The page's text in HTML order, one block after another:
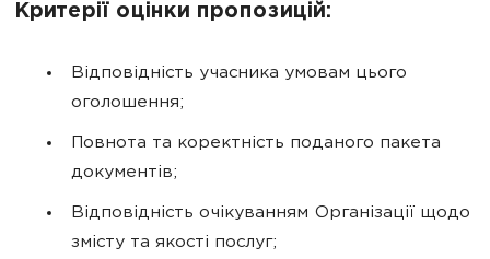
Критерії оцінки пропозицій:
Відповідність учасника умовам цього
оголошення;
Повнота та коректність поданого пакета
документів;
Відповідність очікуванням Організації щодо
змісту та якості послуг;